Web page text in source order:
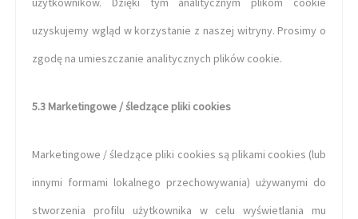
uzyskujemy wgląd w korzystanie z naszej witryny. Prosimy o
zgodę na umieszczanie analitycznych plików cookie.
5.3 Marketingowe / śledzące pliki cookies
Marketingowe / śledzące pliki cookies są plikami cookies (lub
innymi formami lokalnego przechowywania) używanymi do
stworzenia profilu użytkownika w celu wyświetlania mu